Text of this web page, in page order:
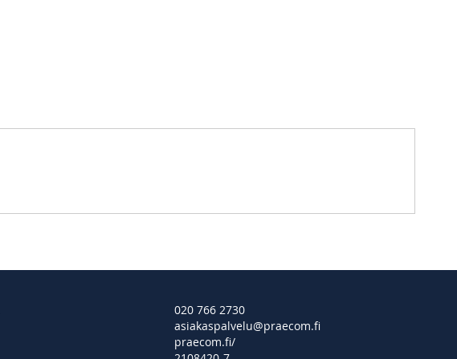
020 766 2730
asiakaspalvelu@praecom.fi
praecom.fi/